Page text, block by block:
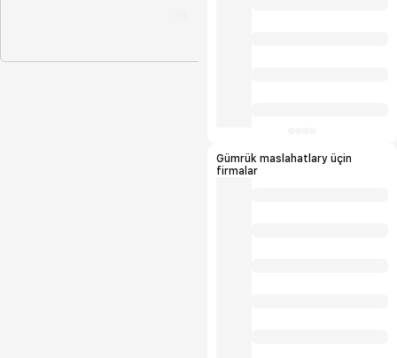
Gümrük maslahatlary üçin
firmalar